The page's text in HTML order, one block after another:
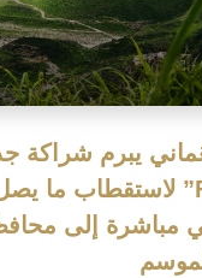
جديدة مع
“Fun&Sun” لاستقطاب ما يصل إلى 7,000
ظفار